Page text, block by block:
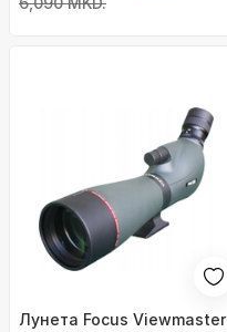
Лунета Focus Viewmaster